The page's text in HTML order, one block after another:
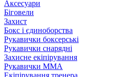
Аксесуари
Біговели
Захист
Бокс і єдиноборства
Рукавички боксерські
Рукавички снарядні
Захисне екіпірування
Рукавички ММА
Екіпірування тренера